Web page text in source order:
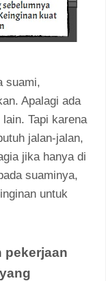
suami,
Apalagi ada
Tapi karena
jalan-jalan,
jika hanya di
suaminya,
untuk
pekerjaan